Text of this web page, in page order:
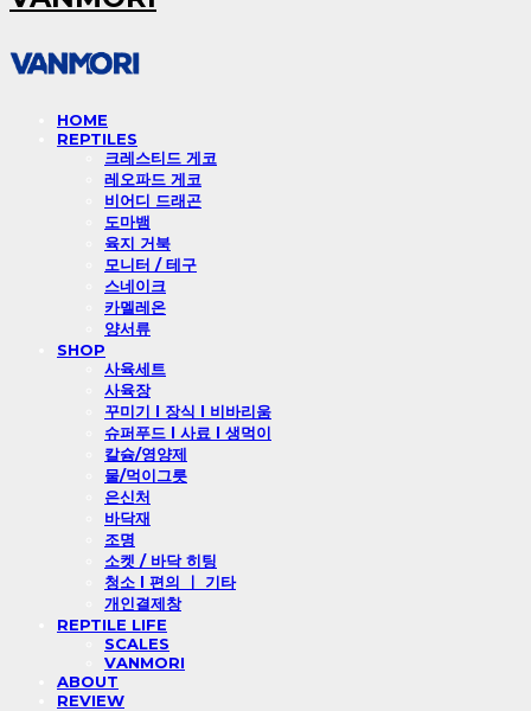
HOME
REPTILES
크레스티드 게코
레오파드 게코
비어디 드래곤
도마뱀
육지 거북
모니터 / 테구
스네이크
카멜레온
양서류
SHOP
사육세트
사육장
꾸미기 l 장식 l 비바리움
슈퍼푸드 l 사료 l 생먹이
칼슘/영양제
물/먹이그릇
은신처
바닥재
조명
소켓 / 바닥 히팅
청소 l 편의 ㅣ 기타
개인결제창
REPTILE LIFE
SCALES
VANMORI
ABOUT
REVIEW